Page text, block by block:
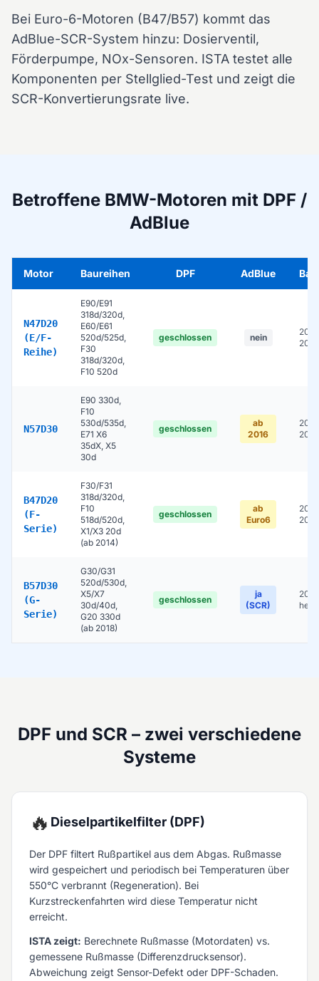
Bei Euro-6-Motoren (B47/B57) kommt das
AdBlue-SCR-System hinzu: Dosierventil,
Förderpumpe, NOx-Sensoren. ISTA testet alle
Komponenten per Stellglied-Test und zeigt die
SCR-Konvertierungsrate live.
Betroffene BMW-Motoren mit DPF /
AdBlue
Motor Baureihen DPF AdBlue
N47D20
(E/F-
Reihe)
E90/E91
318d/320d,
E60/E61
520d/525d,
F30
318d/320d,
F10 520d
geschlossen nein
2015
N57D30
E90 330d,
F10
530d/535d,
E71 X6
35dX, X5
30d
geschlossen
ab
2016
B47D20
(F-
Serie)
F30/F31
318d/320d,
F10
518d/520d,
X1/X3 20d
(ab 2014)
geschlossen
ab
Euro6
2021
B57D30
(G-
Serie)
G30/G31
520d/530d,
X5/X7
30d/40d,
G20 330d
(ab 2018)
geschlossen
ja
(SCR)
DPF und SCR – zwei verschiedene
Systeme
🔥 Dieselpartikelfilter (DPF)
Der DPF filtert Rußpartikel aus dem Abgas. Rußmasse
wird gespeichert und periodisch bei Temperaturen über
550°C verbrannt (Regeneration). Bei
Kurzstreckenfahrten wird diese Temperatur nicht
erreicht.
ISTA zeigt: Berechnete Rußmasse (Motordaten) vs.
gemessene Rußmasse (Differenzdrucksensor).
Abweichung zeigt Sensor-Defekt oder DPF-Schaden.